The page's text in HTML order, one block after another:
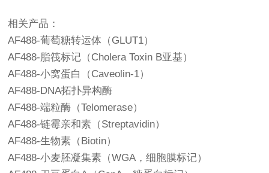
相关产品：
AF488-葡萄糖转运体（GLUT1）
AF488-脂筏标记（Cholera Toxin B亚基）
AF488-小窝蛋白（Caveolin-1）
AF488-DNA拓扑异构酶
AF488-端粒酶（Telomerase）
AF488-链霉亲和素（Streptavidin）
AF488-生物素（Biotin）
AF488-小麦胚凝集素（WGA，细胞膜标记）